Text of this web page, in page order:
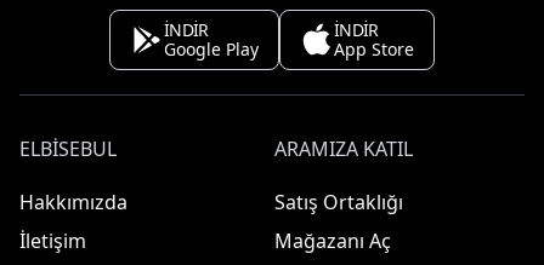
İNDİR
Google Play
İNDİR
App Store
ELBISEBUL
Hakkımızda
İletişim
ARAMIZA KATIL
Satış Ortaklığı
Mağazanı Aç